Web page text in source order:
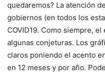
quedaremos? La atención
gobiernos (en todos los
COVID19. Como siempre,
algunas conjeturas. Los
claros poniendo el acento
en 12 meses y por año.